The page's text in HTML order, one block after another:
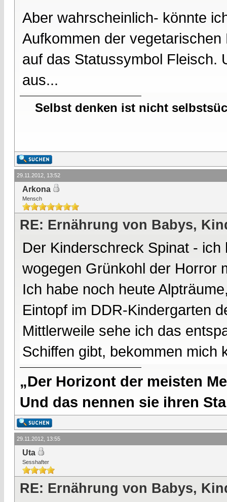
Aber wahrscheinlich- könnte
Aufkommen der
auf das Statussymbol Fleisch.
aus...
Selbst denken ist nicht
29.11.2012, 13:52
Arkona
Mensch
RE: Ernährung von Babys,
Der Kinderschreck Spinat -
wogegen Grünkohl der Horror
Ich habe noch heute
Eintopf im DDR-Kindergarten
Mittlerweile sehe ich das
Schiffen gibt, bekommen mich
„Der Horizont der meisten
Und das nennen sie ihren
29.11.2012, 13:55
Uta
Sesshafter
RE: Ernährung von Babys,